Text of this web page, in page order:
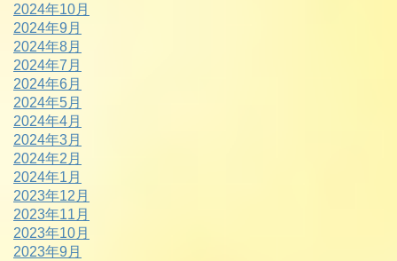
2024年10月
2024年9月
2024年8月
2024年7月
2024年6月
2024年5月
2024年4月
2024年3月
2024年2月
2024年1月
2023年12月
2023年11月
2023年10月
2023年9月